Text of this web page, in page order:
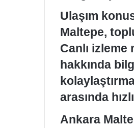
Ulaşım
Maltepe,
Canlı
hakkında
arasında
Ankara